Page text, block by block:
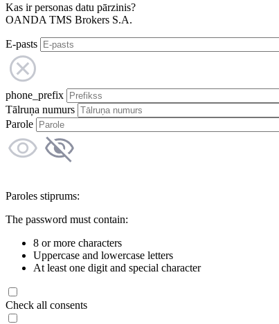
Kas ir personas datu pārzinis?
OANDA TMS Brokers S.A.
E-pasts
phone_prefix
Tālruņa numurs
Parole
Paroles stiprums:
The password must contain:
8 or more characters
Uppercase and lowercase letters
At least one digit and special character
Check all consents